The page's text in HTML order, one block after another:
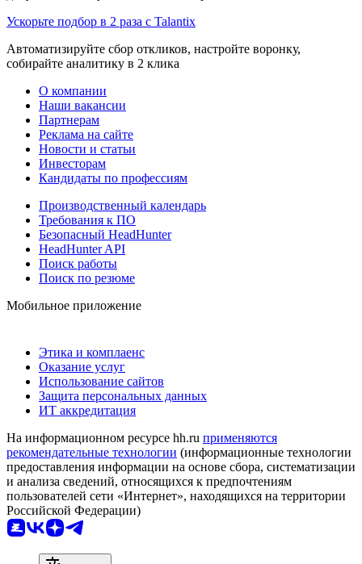
Ускорьте подбор в 2 раза с Talantix
Автоматизируйте сбор откликов, настройте воронку,
собирайте аналитику в 2 клика
О компании
Наши вакансии
Партнерам
Реклама на сайте
Новости и статьи
Инвесторам
Кандидаты по профессиям
Производственный календарь
Требования к ПО
Безопасный HeadHunter
HeadHunter API
Поиск работы
Поиск по резюме
Мобильное приложение
Этика и комплаенс
Оказание услуг
Использование сайтов
Защита персональных данных
ИТ аккредитация
На информационном ресурсе hh.ru применяются
рекомендательные технологии (информационные технологии
предоставления информации на основе сбора, систематизации
и анализа сведений, относящихся к предпочтениям
пользователей сети «Интернет», находящихся на территории
Российской Федерации)